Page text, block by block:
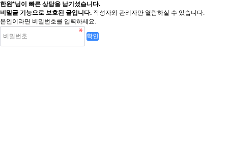
한원*님이 빠른 상담을 남기셨습니다.
비밀글 기능으로 보호된 글입니다. 작성자와 관리자만 열람하실 수 있습니다.
본인이라면 비밀번호를 입력하세요.